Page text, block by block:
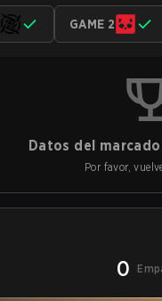
GAME 2
Datos del
Por favor,
0